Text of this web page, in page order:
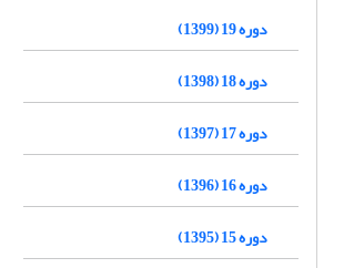
دوره 19 (1399)
دوره 18 (1398)
دوره 17 (1397)
دوره 16 (1396)
دوره 15 (1395)